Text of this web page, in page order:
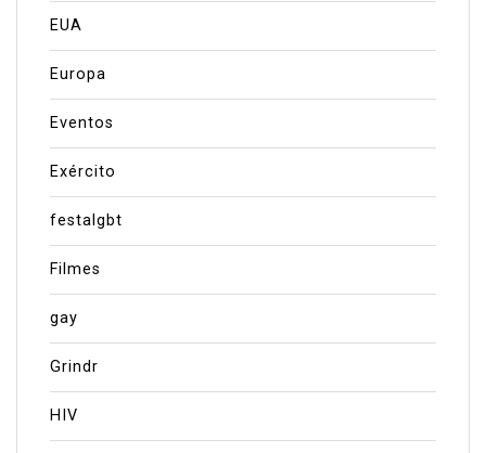
EUA
Europa
Eventos
Exército
festalgbt
Filmes
gay
Grindr
HIV